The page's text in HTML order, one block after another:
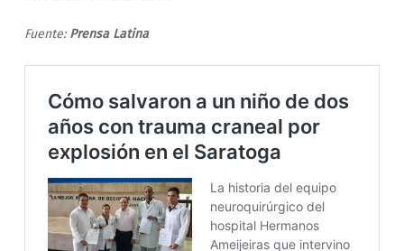
Fuente: Prensa Latina